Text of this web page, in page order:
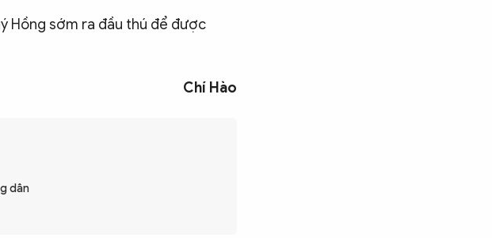
Hồng sớm ra đầu thú để được
Chí Hào
dân